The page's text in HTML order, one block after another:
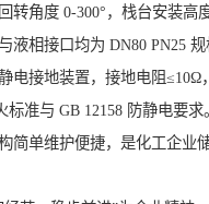
转角度 0-300°，栈台安装高
液相接口均为 DN80 PN25
电接地装置，接地电阻≤10Ω
标准与 GB 12158 防静电要
简单维护便捷，是化工企业